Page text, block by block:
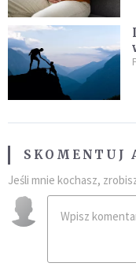
SKOMENTUJ
Jeśli mnie kochasz,